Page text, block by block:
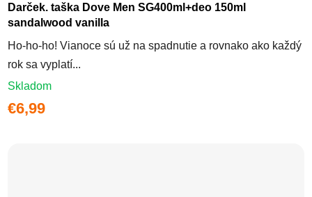
Darček. taška Dove Men SG400ml+deo 150ml
sandalwood vanilla
Ho-ho-ho! Vianoce sú už na spadnutie a rovnako ako každý
rok sa vyplatí...
Skladom
€6,99